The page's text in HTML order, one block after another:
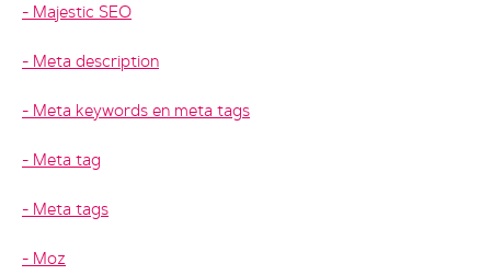
Majestic SEO
Meta description
Meta keywords en meta tags
Meta tag
Meta tags
Moz